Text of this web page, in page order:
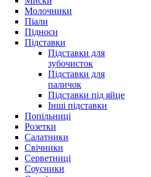
Молочники
Піали
Підноси
Підставки
Підставки для
зубочисток
Підставки для
паличок
Підставки під яйце
Інші підставки
Попільниці
Розетки
Салатники
Свічники
Серветниці
Соусники